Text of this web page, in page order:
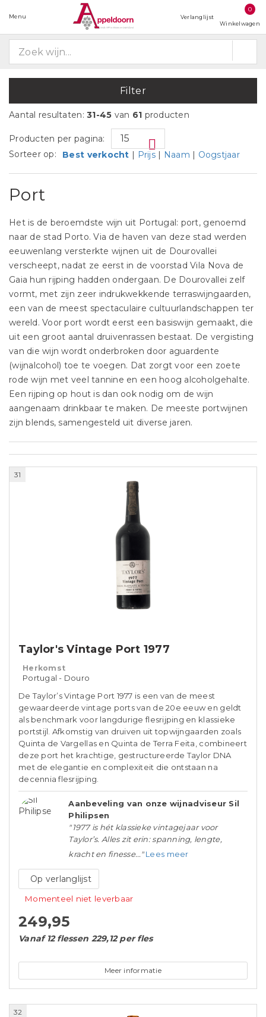
Menu Verlanglijst
0
Winkelwagen
Filter
Aantal resultaten: 31-45 van 61 producten
Producten per pagina:
Sorteer op:
Best verkocht | Prijs | Naam | Oogstjaar
Port
Het is de beroemdste wijn uit Portugal: port, genoemd
naar de stad Porto. Via de haven van deze stad werden
eeuwenlang versterkte wijnen uit de Dourovallei
verscheept, nadat ze eerst in de voorstad Vila Nova de
Gaia hun rijping hadden ondergaan. De Dourovallei zelf
vormt, met zijn zeer indrukwekkende terraswijngaarden,
een van de meest spectaculaire cultuurlandschappen ter
wereld. Voor port wordt eerst een basiswijn gemaakt, die
uit een groot aantal druivenrassen bestaat. De vergisting
van die wijn wordt onderbroken door aguardente
(wijnalcohol) toe te voegen. Dat zorgt voor een zoete
rode wijn met veel tannine en een hoog alcoholgehalte.
Een rijping op hout is dan ook nodig om de wijn
aangenaam drinkbaar te maken. De meeste portwijnen
zijn blends, samengesteld uit diverse jaren.
31
Taylor's Vintage Port 1977
Herkomst
Portugal - Douro
De Taylor’s Vintage Port 1977 is een van de meest
gewaardeerde vintage ports van de 20e eeuw en geldt
als benchmark voor langdurige flesrijping en klassieke
portstijl. Afkomstig van druiven uit topwijngaarden zoals
Quinta de Vargellas en Quinta de Terra Feita, combineert
deze port het krachtige, gestructureerde Taylor DNA
met de elegantie en complexiteit die ontstaan na
decennia flesrijping.
Aanbeveling van onze wijnadviseur Sil
Philipsen
"1977 is hét klassieke vintagejaar voor
Taylor’s. Alles zit erin: spanning, lengte,
kracht en finesse..." Lees meer
Op verlanglijst
Momenteel niet leverbaar
249,95
Vanaf 12 flessen 229,12 per fles
Meer informatie
32